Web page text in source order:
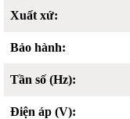
Xuất xứ:
Bảo hành:
Tần số (Hz):
Điện áp (V):